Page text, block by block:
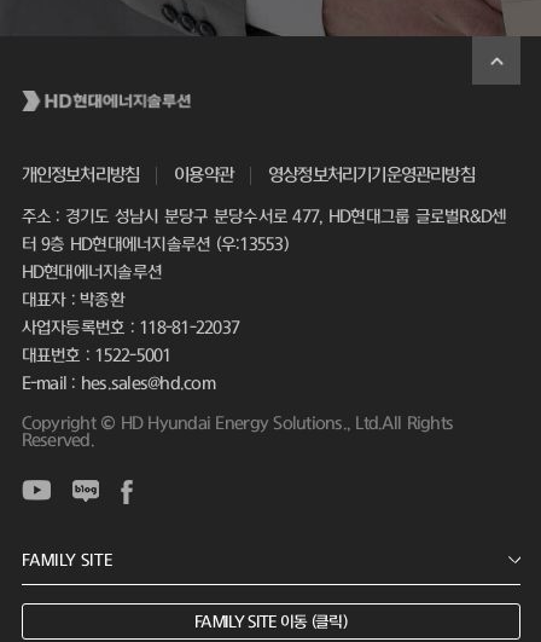
개인정보처리방침 이용약관 영상정보처리기기운영관리방침
주소 : 경기도 성남시 분당구 분당수서로 477, HD현대그룹 글로벌R&D센
터 9층 HD현대에너지솔루션 (우:13553)
HD현대에너지솔루션
대표자 : 박종환
사업자등록번호 : 118-81-22037
대표번호 : 1522-5001
E-mail : hes.sales@hd.com
Copyright © HD Hyundai Energy Solutions., Ltd.All Rights
Reserved.
FAMILY SITE 이동 (클릭)